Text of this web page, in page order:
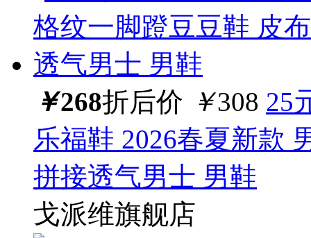
￥268折后价 ￥308 25
乐福鞋 2026春夏新款
拼接透气男士 男鞋
戈派维旗舰店